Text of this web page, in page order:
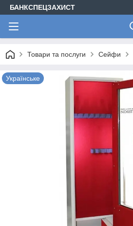
БАНКСПЕЦЗАХИСТ
Товари та послуги Сейфи
Українське